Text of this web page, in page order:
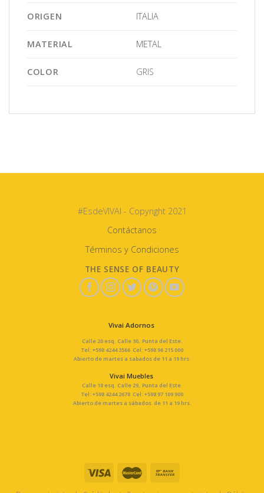
ORIGEN ITALIA
MATERIAL METAL
COLOR GRIS
#EsdeVIVAI - Copyright 2021
Contáctanos
Términos y Condiciones
THE SENSE OF BEAUTY
Vivai Adornos
Calle 20 esq. Calle 30, Punta del Este.
Tel: +598 4244 3566 Cel: +598 96 215 000
Abierto de martes a sabados de 11 a 19 hrs.
Vivai Muebles
Calle 18 esq. Calle 29, Punta del Este.
Tel: +598 4244 2678 Cel: +598 97 109 900
Abierto de martes a sábados de 11 a 19 hrs.